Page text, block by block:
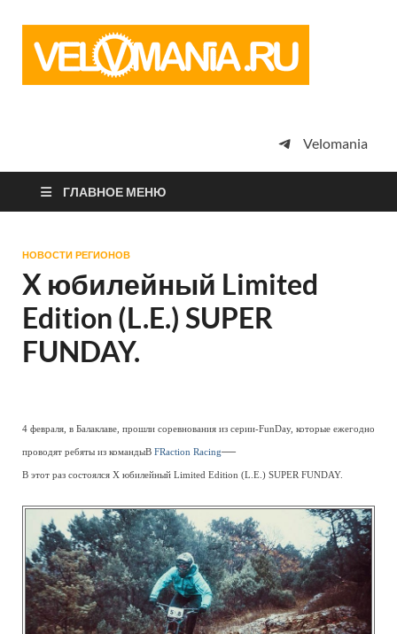
просто
Velomania
ГЛАВНОЕ МЕНЮ
НОВОСТИ РЕГИОНОВ
X юбилейный Limited
Edition (L.E.) SUPER
FUNDAY.
4 февраля, в Балаклаве, прошли соревнования из серии-FunDay, которые ежегодно
проводят ребяты из командыВ FRaction Racing—
В этот раз состоялся X юбилейный Limited Edition (L.E.) SUPER FUNDAY.